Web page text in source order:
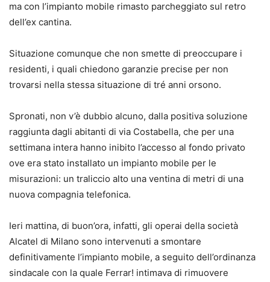
ma con l’impianto mobile rimasto parcheggiato sul retro
dell’ex cantina.
Situazione comunque che non smette di preoccupare i
residenti, i quali chiedono garanzie precise per non
trovarsi nella stessa situazione di tré anni orsono.
Spronati, non v’è dubbio alcuno, dalla positiva soluzione
raggiunta dagli abitanti di via Costabella, che per una
settimana intera hanno inibito l’accesso al fondo privato
ove era stato installato un impianto mobile per le
misurazioni: un traliccio alto una ventina di metri di una
nuova compagnia telefonica.
Ieri mattina, di buon’ora, infatti, gli operai della società
Alcatel di Milano sono intervenuti a smontare
definitivamente l’impianto mobile, a seguito dell’ordinanza
sindacale con la quale Ferrar! intimava di rimuovere